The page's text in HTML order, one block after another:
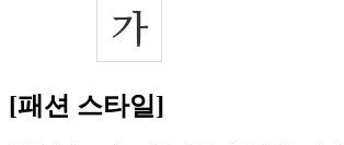
[패션 스타일]